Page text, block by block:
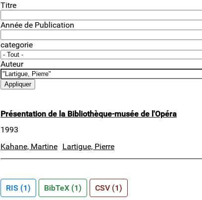
Titre
Année de Publication
categorie
Auteur
Présentation de la Bibliothèque-musée de l'Opéra
1993
Kahane, Martine Lartigue, Pierre
RIS (1) BibTeX (1) CSV (1)